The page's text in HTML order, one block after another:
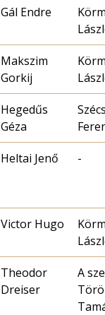
Gál Endre
Makszim
Gorkij
Hegedűs
Géza
Heltai Jenő -
Victor Hugo
Theodor
Dreiser
A